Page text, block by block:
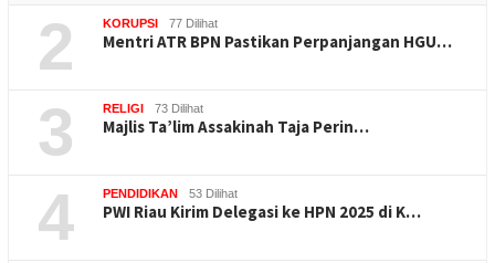
2 KORUPSI 77 Dilihat
Mentri ATR BPN Pastikan Perpanjangan HGU…
3 RELIGI 73 Dilihat
Majlis Ta’lim Assakinah Taja Perin…
4 PENDIDIKAN 53 Dilihat
PWI Riau Kirim Delegasi ke HPN 2025 di K…